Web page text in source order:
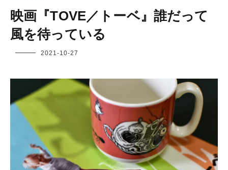
映画『TOVE／トーベ』誰だって
風を待っている
フ
2021-10-27